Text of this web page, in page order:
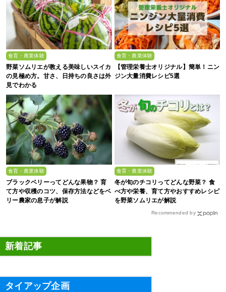
食育・農業体験
野菜ソムリエが教える美味しいスイカ
の見極め方。甘さ、日持ちの良さは外
見でわかる
食育・農業体験
【管理栄養士オリジナル】簡単！ニン
ジン大量消費レシピ5選
食育・農業体験
ブラックベリーってどんな果物？ 育
て方や収穫のコツ、保存方法などをベ
リー農家の息子が解説
食育・農業体験
冬が旬のチコリってどんな野菜？ 食
べ方や栄養、育て方やおすすめレシピ
を野菜ソムリエが解説
Recommended by
新着記事
タイアップ企画